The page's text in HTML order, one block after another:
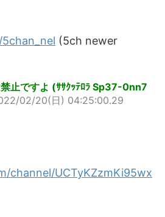
(5ch newer
止ですよ (ｻｻｸｯﾃﾛﾗ Sp37-0nn7
02/20(日) 04:25:00.29
channel/UCTyKZzmKi95wx